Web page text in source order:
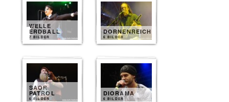
WELLE
ERDBALL
7 BILDER
DORNENREICH
6 BILDER
SAOR
PATROL
6 BILDER
DIORAMA
6 BILDER